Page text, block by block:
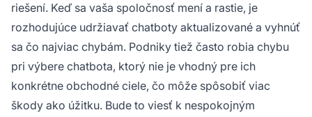
riešení. Keď sa vaša spoločnosť mení a rastie, je
rozhodujúce udržiavať chatboty aktualizované a vyhnúť
sa čo najviac chybám. Podniky tiež často robia chybu
pri výbere chatbota, ktorý nie je vhodný pre ich
konkrétne obchodné ciele, čo môže spôsobiť viac
škody ako úžitku. Bude to viesť k nespokojným